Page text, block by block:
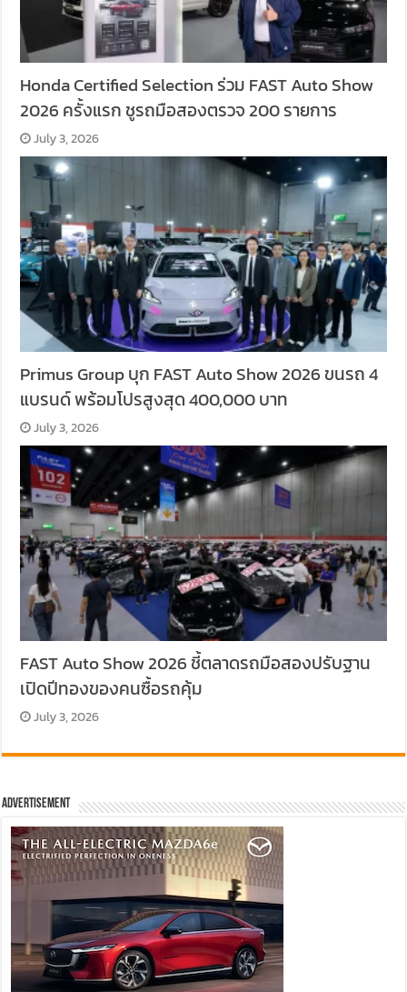
Honda Certified Selection ร่วม FAST Auto Show
2026 ครั้งแรก ชูรถมือสองตรวจ 200 รายการ
July 3, 2026
Primus Group บุก FAST Auto Show 2026 ขนรถ 4
แบรนด์ พร้อมโปรสูงสุด 400,000 บาท
July 3, 2026
FAST Auto Show 2026 ชี้ตลาดรถมือสองปรับฐาน
เปิดปีทองของคนซื้อรถคุ้ม
July 3, 2026
Advertisement